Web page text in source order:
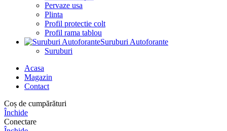
Pervaze usa
Plinta
Profil protectie colt
Profil rama tablou
Suruburi Autoforante
Suruburi
Acasa
Magazin
Contact
Coș de cumpărături
Închide
Conectare